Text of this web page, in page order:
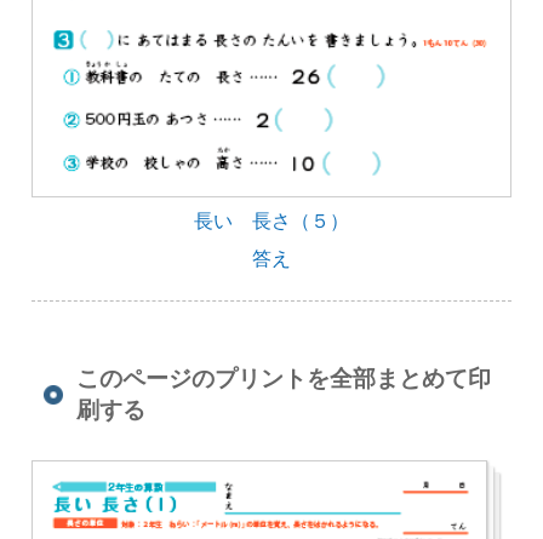
長い 長さ（５）
答え
このページのプリントを全部まとめて印
刷する